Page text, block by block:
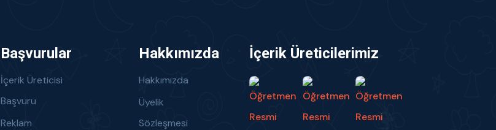
Başvurular
İçerik Üreticisi
Başvuru
Reklam
Hakkımızda
Hakkımızda
Üyelik
Sözleşmesi
İçerik Üreticilerimiz